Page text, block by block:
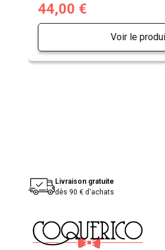
44,00 €
Voir le
Livraison gratuite
dès 90 € d'achats